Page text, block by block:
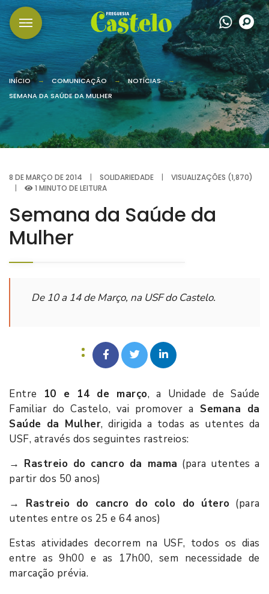
INÍCIO COMUNICAÇÃO
NOTÍCIAS
SEMANA DA SAÚDE DA MULHER
8 DE MARÇO DE 2014 | SOLIDARIEDADE |
VISUALIZAÇÕES (1,870)
|
1 MINUTO DE LEITURA
Semana da Saúde da
Mulher
De 10 a 14 de Março, na USF do Castelo.
Entre 10 e 14 de março, a Unidade de Saúde
Familiar do Castelo, vai promover a Semana da
Saúde da Mulher, dirigida a todas as utentes da
USF, através dos seguintes rastreios:
→ Rastreio do cancro da mama (para utentes a
partir dos 50 anos)
→
Rastreio do cancro do colo do útero (para
utentes entre os 25 e 64 anos)
Estas atividades decorrem na USF, todos os dias
entre as 9h00 e as 17h00, sem necessidade de
marcação prévia.